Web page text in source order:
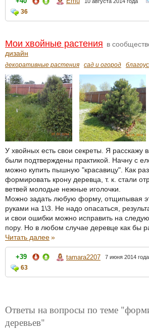
36
Мои хвойные растения в
дизайн
декоративные растения сад и огород
У хвойных есть свои секреты. Я расскажу
были подтверждены практикой. Начну с
можно купить пышную "красавицу". Как
формировать крону деревца, т. к. стали
ветвей молодые нежные иголочки.
Можно задать любую форму, отщипывая
руками на 1\3. Не надо опасаться,
и свои ошибки можно исправить на
пору. Но в любом случае деревце как бы
Читать далее»
+39 tamara2207 7 июня 2014 года
63
Ответы на вопросы по теме
деревьев"